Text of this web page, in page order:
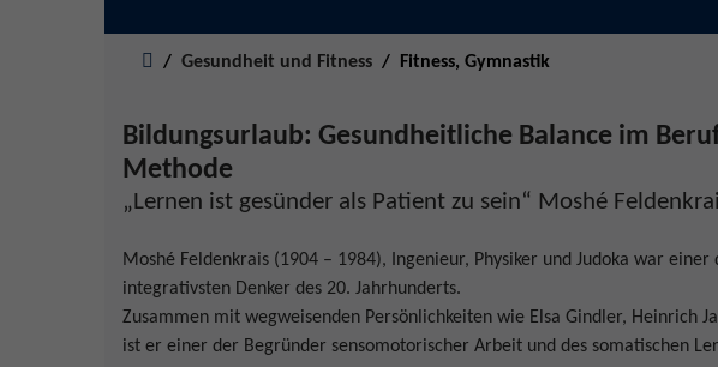
Gesundheit und Fitness
Fitness, Gymnastik
Bildungsurlaub: Gesundheitliche Balance im
Methode
„Lernen ist gesünder als Patient zu sein“ Moshé
Moshé Feldenkrais (1904 – 1984), Ingenieur, Physiker und Judoka war
integrativsten Denker des 20. Jahrhunderts.
Zusammen mit wegweisenden Persönlichkeiten wie Elsa Gindler, Heinrich
ist er einer der Begründer sensomotorischer Arbeit und des somatischen